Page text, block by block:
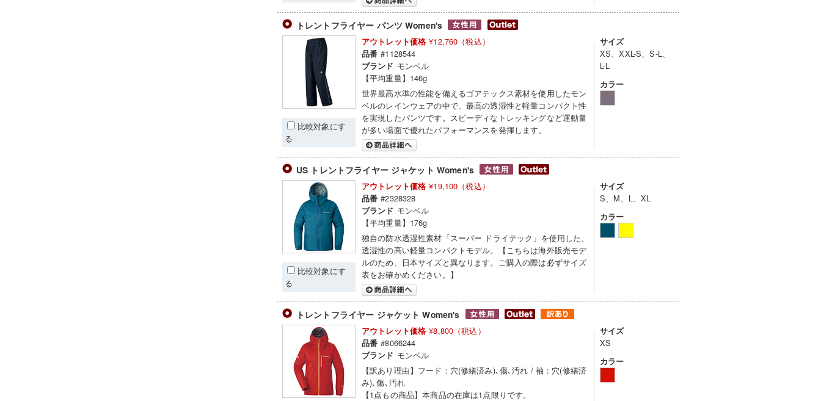
トレントフライヤー パンツ Women's
比較対象にす
る
アウトレット価格 ¥12,760（税込）
品番 #1128544
ブランド モンベル
【平均重量】146g
世界最高水準の性能を備えるゴアテックス素材を使用したモン
ベルのレインウェアの中で、最高の透湿性と軽量コンパクト性
を実現したパンツです。スピーディなトレッキングなど運動量
が多い場面で優れたパフォーマンスを発揮します。
サイズ
XS、XXL-S、S-L、
L-L
カラー
US トレントフライヤー ジャケット Women's
比較対象にす
る
アウトレット価格 ¥19,100（税込）
品番 #2328328
ブランド モンベル
【平均重量】176g
独自の防水透湿性素材「スーパー ドライテック」を使用した、
透湿性の高い軽量コンパクトモデル。【こちらは海外販売モデ
ルのため、日本サイズと異なります。ご購入の際は必ずサイズ
表をお確かめください。】
サイズ
S、M、L、XL
カラー
トレントフライヤー ジャケット Women's
アウトレット価格 ¥8,800（税込）
品番 #8066244
ブランド モンベル
【訳あり理由】フード：穴(修繕済み)､傷､汚れ / 袖：穴(修繕済
み)､傷､汚れ
【1点もの商品】本商品の在庫は1点限りです。
サイズ
XS
カラー